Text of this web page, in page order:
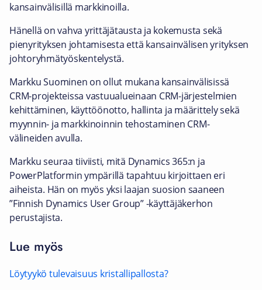
kansainvälisillä markkinoilla.
Hänellä on vahva yrittäjätausta ja kokemusta sekä
pienyrityksen johtamisesta että kansainvälisen yrityksen
johtoryhmätyöskentelystä.
Markku Suominen on ollut mukana kansainvälisissä
CRM-projekteissa vastuualueinaan CRM-järjestelmien
kehittäminen, käyttöönotto, hallinta ja määrittely sekä
myynnin- ja markkinoinnin tehostaminen CRM-
välineiden avulla.
Markku seuraa tiiviisti, mitä Dynamics 365:n ja
PowerPlatformin ympärillä tapahtuu kirjoittaen eri
aiheista. Hän on myös yksi laajan suosion saaneen
”Finnish Dynamics User Group” -käyttäjäkerhon
perustajista.
Lue myös
Löytyykö tulevaisuus kristallipallosta?